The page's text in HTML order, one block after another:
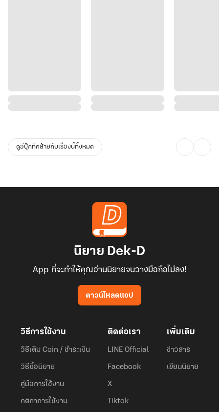
ดูอีบุ๊กที่คล้ายกับเรื่องนี้ทั้งหมด
นิยาย Dek-D
App ที่จะทำให้คุณอ่านนิยายจนวางมือถือไม่ลง!
ดาวน์โหลดแอป
วิธีการใช้งาน
วิธีเติม Coin / ชำระเงิน
วิธีซื้อนิยาย
คู่มือการใช้งาน
กติกาการใช้งาน
ติดต่อเรา
LINE Official
Facebook
X
Tiktok
เพิ่มเติม
ข่าวสาร
เขียนนิยาย